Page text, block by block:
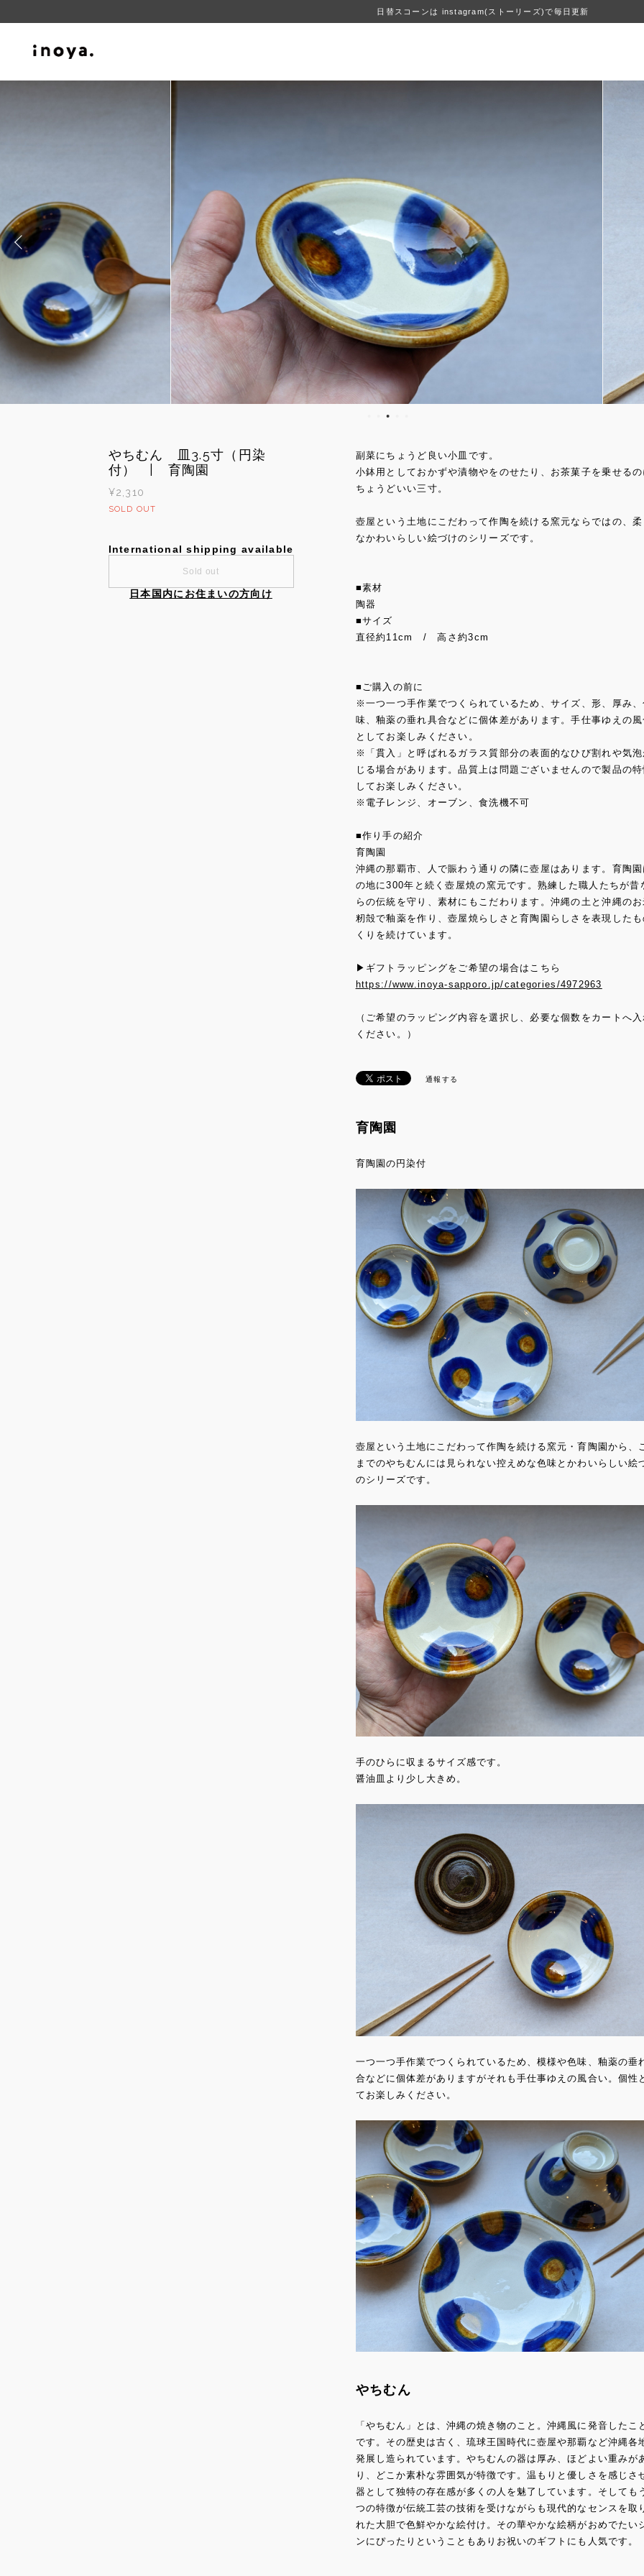
日替スコーンは instagram(ストーリーズ)で毎日更新
やちむん 皿3.5寸（円染
付） | 育陶園
¥2,310
SOLD OUT
International shipping available
Sold out
日本国内にお住まいの方向け
副菜にちょうど良い小皿です。
小鉢用としておかずや漬物やをのせたり、お茶菓子を乗せる
ちょうどいい三寸。
壺屋という土地にこだわって作陶を続ける窯元ならではの、
なかわいらしい絵づけのシリーズです。
■素材
陶器
■サイズ
直径約11cm / 高さ約3cm
■ご購入の前に
※一つ一つ手作業でつくられているため、サイズ、形、厚み
味、釉薬の垂れ具合などに個体差があります。手仕事ゆえの
としてお楽しみください。
※「貫入」と呼ばれるガラス質部分の表面的なひび割れや気
じる場合があります。品質上は問題ございませんので製品の
してお楽しみください。
※電子レンジ、オーブン、食洗機不可
■作り手の紹介
育陶園
沖縄の那覇市、人で賑わう通りの隣に壺屋はあります。育陶
の地に300年と続く壺屋焼の窯元です。熟練した職人たちが昔
らの伝統を守り、素材にもこだわります。沖縄の土と沖縄の
籾殻で釉薬を作り、壺屋焼らしさと育陶園らしさを表現した
くりを続けています。
▶ギフトラッピングをご希望の場合はこちら
https://www.inoya-sapporo.jp/categories/4972963
（ご希望のラッピング内容を選択し、必要な個数をカートへ
ください。）
通報する
育陶園
育陶園の円染付
壺屋という土地にこだわって作陶を続ける窯元・育陶園から、
までのやちむんには見られない控えめな色味とかわいらしい絵
のシリーズです。
手のひらに収まるサイズ感です。
醤油皿より少し大きめ。
一つ一つ手作業でつくられているため、模様や色味、釉薬の垂
合などに個体差がありますがそれも手仕事ゆえの風合い。個性
てお楽しみください。
やちむん
「やちむん」とは、沖縄の焼き物のこと。沖縄風に発音したこ
です。その歴史は古く、琉球王国時代に壺屋や那覇など沖縄各
発展し造られています。やちむんの器は厚み、ほどよい重みが
り、どこか素朴な雰囲気が特徴です。温もりと優しさを感じさ
器として独特の存在感が多くの人を魅了しています。そしても
つの特徴が伝統工芸の技術を受けながらも現代的なセンスを取
れた大胆で色鮮やかな絵付け。その華やかな絵柄がおめでたい
ンにぴったりということもありお祝いのギフトにも人気です。